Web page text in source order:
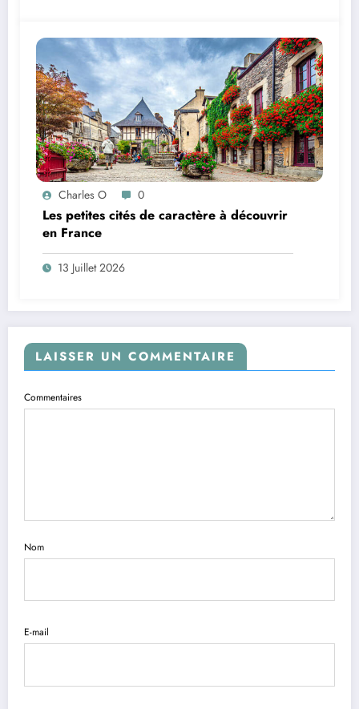
Charles O 0
Les petites cités de caractère à découvrir
en France
13 Juillet 2026
LAISSER UN COMMENTAIRE
Commentaires
Nom
E-mail